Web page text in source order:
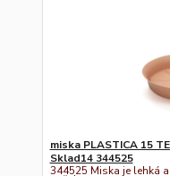
miska PLASTICA 15
Sklad14 344525
344525 Miska je lehká